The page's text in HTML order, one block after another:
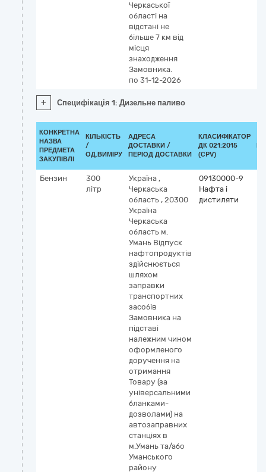
Черкаської
області на
відстані не
більше 7 км від
місця
знаходження
Замовника.
по 31-12-2026
+ Специфікація 1: Дизельне паливо
КОНКРЕТНА
НАЗВА
ПРЕДМЕТА
ЗАКУПІВЛІ
КІЛЬКІСТЬ
/
ОД.ВИМІРУ
АДРЕСА
ДОСТАВКИ /
ПЕРІОД ДОСТАВКИ
КЛАСИФІКАТОР
ДК 021:2015
(CPV)
Бензин
300
літр
Україна ,
Черкаська
область , 20300
Україна
Черкаська
область м.
Умань Відпуск
нафтопродуктів
здійснюється
шляхом
заправки
транспортних
засобів
Замовника на
підставі
належним чином
оформленого
доручення на
отримання
Товару (за
універсальними
бланками-
дозволами) на
автозаправних
станціях в
м.Умань та/або
Уманського
району
09130000-9
Нафта і
дистиляти